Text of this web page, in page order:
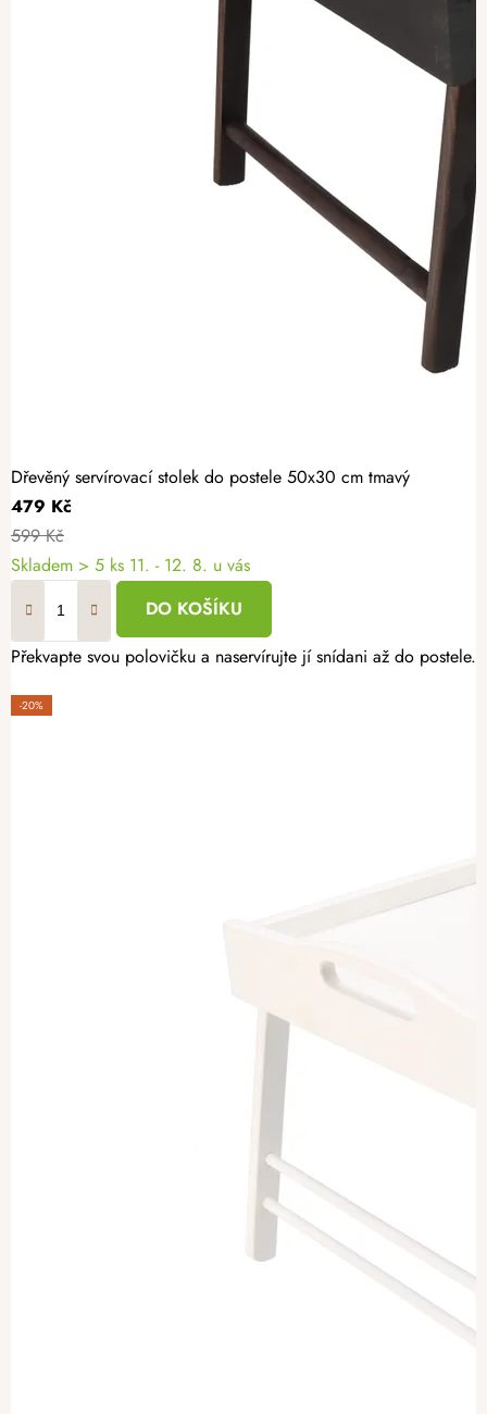
Dřevěný servírovací stolek do postele 50x30 cm tmavý
479 Kč
599 Kč
Skladem > 5 ks 11. - 12. 8. u vás
DO KOŠÍKU
Překvapte svou polovičku a naservírujte jí snídani až do
-20%